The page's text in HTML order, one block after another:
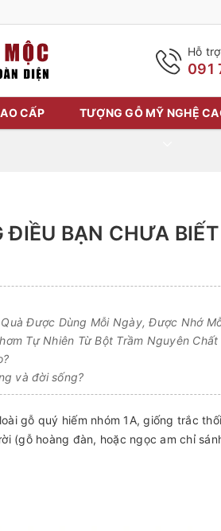
Hỗ
091
CẤP TƯỢNG GỖ MỸ NGHỆ
BẠN CHƯA BIẾT
Được Dùng Mỗi Ngày, Được Nhớ
Tự Nhiên Từ Bột Trầm Nguyên Chất
và đời sống?
gỗ quý hiếm nhóm 1A, giống trắc
(gỗ hoàng đàn, hoặc ngọc am chỉ